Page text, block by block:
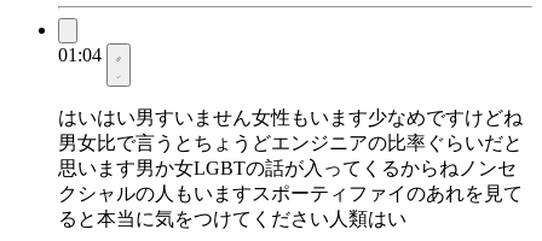
01:04
はいはい男すいません女性もいます少なめですけどね
男女比で言うとちょうどエンジニアの比率ぐらいだと
思います男か女LGBTの話が入ってくるからねノンセ
クシャルの人もいますスポーティファイのあれを見て
ると本当に気をつけてください人類はい